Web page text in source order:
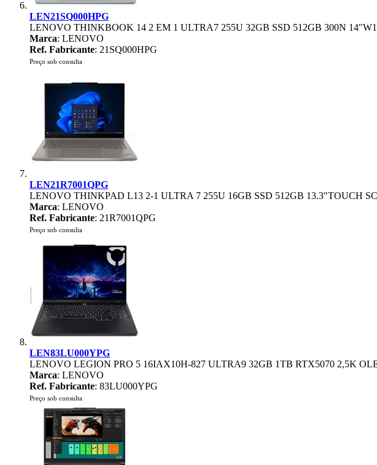
LEN21SQ000HPG
LENOVO THINKBOOK 14 2 EM 1 ULTRA7 255U 32GB SSD 512GB 300N
Marca: LENOVO
Ref. Fabricante: 21SQ000HPG
Preço sob consulta
LEN21R7001QPG
LENOVO THINKPAD L13 2-1 ULTRA 7 255U 16GB SSD 512GB 13.3"TOUCH
Marca: LENOVO
Ref. Fabricante: 21R7001QPG
Preço sob consulta
LEN83LU000YPG
LENOVO LEGION PRO 5 16IAX10H-827 ULTRA9 32GB 1TB RTX5070 2,5K
Marca: LENOVO
Ref. Fabricante: 83LU000YPG
Preço sob consulta